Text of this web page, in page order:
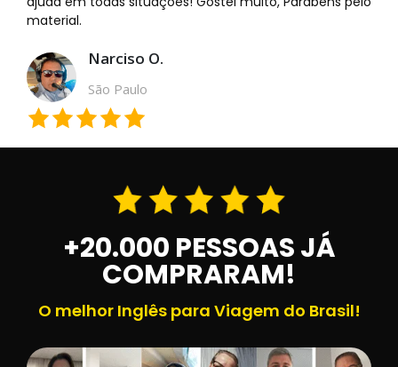
material.
Narciso O.
São Paulo
+20.000 PESSOAS JÁ
COMPRARAM!
O melhor Inglês para Viagem do Brasil!